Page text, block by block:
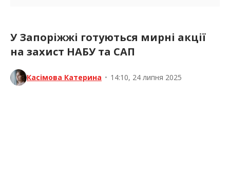
У Запоріжжі готуються мирні акції
на захист НАБУ та САП
Касімова Катерина • 14:10, 24 липня 2025